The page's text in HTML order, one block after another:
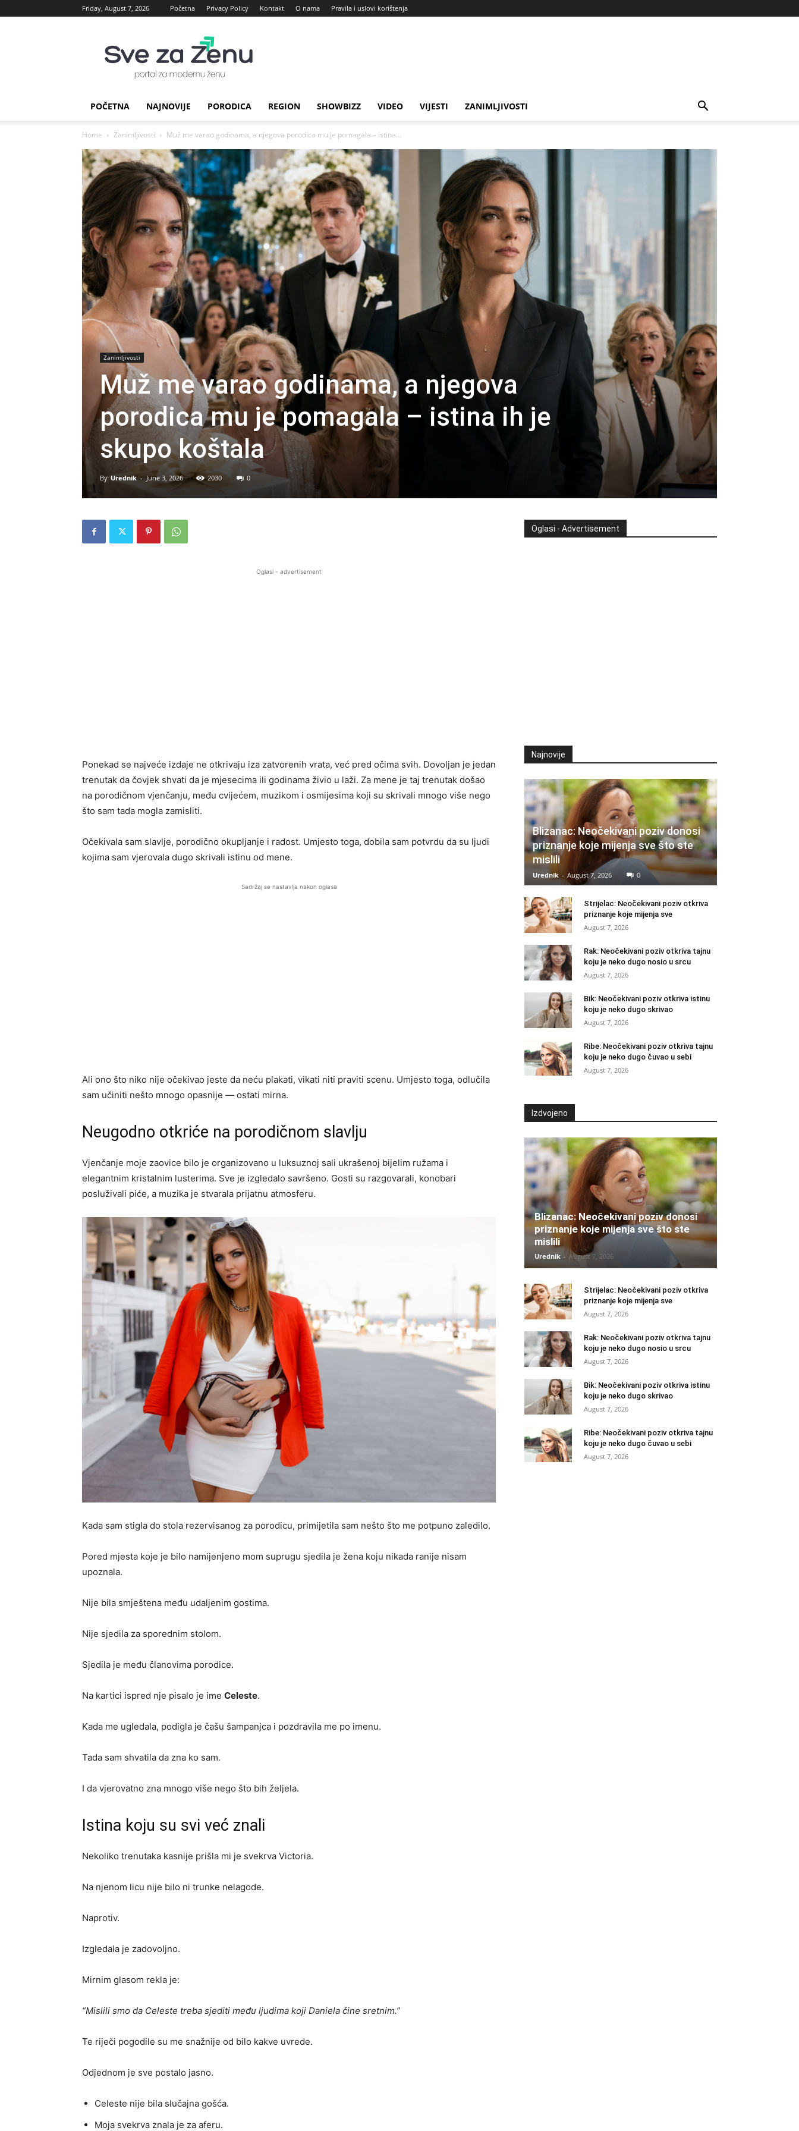
Friday, August 7, 2026 Početna Privacy Policy Kontakt O nama Pravila i uslovi korištenja
za
Zenu
POČETNA NAJNOVIJE PORODICA REGION SHOWBIZZ VIDEO VIJESTI ZANIMLJIVOSTI
Home Zanimljivosti Muž me varao godinama, a njegova porodica mu je pomagala – istina...
Zanimljivosti
Muž me varao godinama, a njegova
porodica mu je pomagala – istina ih je
skupo koštala
By Urednik - June 3, 2026 2030 0
Oglasi - advertisement
Ponekad se najveće izdaje ne otkrivaju iza zatvorenih vrata, već pred očima svih. Dovoljan je jedan
trenutak da čovjek shvati da je mjesecima ili godinama živio u laži. Za mene je taj trenutak došao
na porodičnom vjenčanju, među cvijećem, muzikom i osmijesima koji su skrivali mnogo više nego
što sam tada mogla zamisliti.
Očekivala sam slavlje, porodično okupljanje i radost. Umjesto toga, dobila sam potvrdu da su ljudi
kojima sam vjerovala dugo skrivali istinu od mene.
Sadržaj se nastavlja nakon oglasa
Ali ono što niko nije očekivao jeste da neću plakati, vikati niti praviti scenu. Umjesto toga, odlučila
sam učiniti nešto mnogo opasnije — ostati mirna.
Neugodno otkriće na porodičnom slavlju
Vjenčanje moje zaovice bilo je organizovano u luksuznoj sali ukrašenoj bijelim ružama i
elegantnim kristalnim lusterima. Sve je izgledalo savršeno. Gosti su razgovarali, konobari
posluživali piće, a muzika je stvarala prijatnu atmosferu.
Kada sam stigla do stola rezervisanog za porodicu, primijetila sam nešto što me potpuno zaledilo.
Pored mjesta koje je bilo namijenjeno mom suprugu sjedila je žena koju nikada ranije nisam
upoznala.
Nije bila smještena među udaljenim gostima.
Nije sjedila za sporednim stolom.
Sjedila je među članovima porodice.
Na kartici ispred nje pisalo je ime Celeste.
Kada me ugledala, podigla je čašu šampanjca i pozdravila me po imenu.
Tada sam shvatila da zna ko sam.
I da vjerovatno zna mnogo više nego što bih željela.
Istina koju su svi već znali
Nekoliko trenutaka kasnije prišla mi je svekrva Victoria.
Na njenom licu nije bilo ni trunke nelagode.
Naprotiv.
Izgledala je zadovoljno.
Mirnim glasom rekla je:
“Mislili smo da Celeste treba sjediti među ljudima koji Daniela čine sretnim.”
Te riječi pogodile su me snažnije od bilo kakve uvrede.
Odjednom je sve postalo jasno.
Celeste nije bila slučajna gošća.
Moja svekrva znala je za aferu.
Oglasi - Advertisement
Najnovije
Blizanac: Neočekivani poziv donosi
priznanje koje mijenja sve što ste
mislili
Urednik - August 7, 2026 0
Strijelac: Neočekivani poziv otkriva
priznanje koje mijenja sve
August 7, 2026
Rak: Neočekivani poziv otkriva tajnu
koju je neko dugo nosio u srcu
August 7, 2026
Bik: Neočekivani poziv otkriva istinu
koju je neko dugo skrivao
August 7, 2026
Ribe: Neočekivani poziv otkriva tajnu
koju je neko dugo čuvao u sebi
August 7, 2026
Izdvojeno
Blizanac: Neočekivani poziv donosi
priznanje koje mijenja sve što ste
mislili
Urednik - August 7, 2026
Strijelac: Neočekivani poziv otkriva
priznanje koje mijenja sve
August 7, 2026
Rak: Neočekivani poziv otkriva tajnu
koju je neko dugo nosio u srcu
August 7, 2026
Bik: Neočekivani poziv otkriva istinu
koju je neko dugo skrivao
August 7, 2026
Ribe: Neočekivani poziv otkriva tajnu
koju je neko dugo čuvao u sebi
August 7, 2026